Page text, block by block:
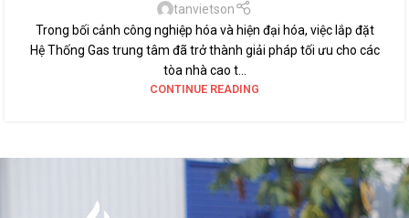
tanvietson
Trong bối cảnh công nghiệp hóa và hiện đại hóa, việc lắp đặt
Hệ Thống Gas trung tâm đã trở thành giải pháp tối ưu cho các
tòa nhà cao t...
CONTINUE READING